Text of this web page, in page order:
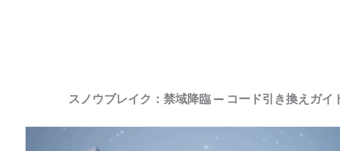
スノウブレイク：禁域降臨 — コード引き換えガイ